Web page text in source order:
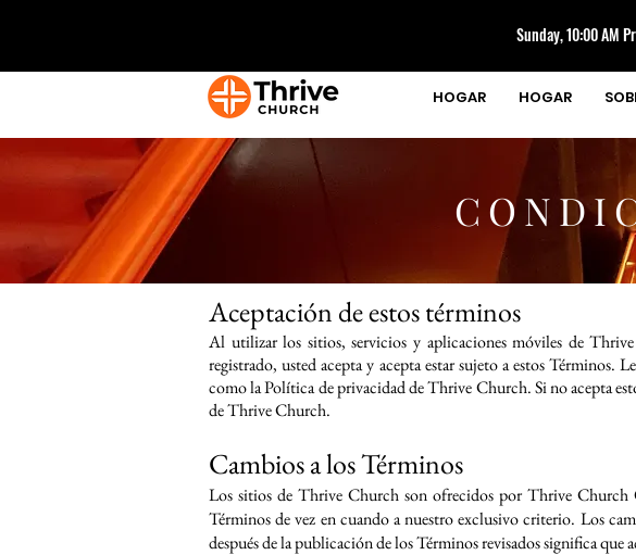
Sunday, 10:00 AM
HOGAR HOGAR
Aceptación de estos términos
Al utilizar los sitios, servicios y aplicaciones móviles de
registrado, usted acepta y acepta estar sujeto a estos
como la Política de privacidad de Thrive Church. Si no acepta
de Thrive Church.
Cambios a los Términos
Los sitios de Thrive Church son ofrecidos por Thrive Church
Términos de vez en cuando a nuestro exclusivo criterio. Los
después de la publicación de los Términos revisados significa que